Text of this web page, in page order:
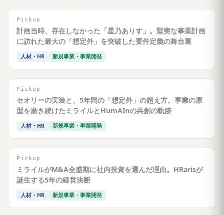
Pickup
計画当時、存在しなかった「星乃ありす」。堅実な事業計画
に訪れた最大の「想定外」を突破した要件定義の舞台裏
人材・HR 新規事業・事業開発
Pickup
セオリーの実装と、5年間の「想定外」の超え方。事業の原
型を磨き続けたミライルとHumAInの共創の軌跡
人材・HR 新規事業・事業開発
Pickup
ミライルがM&A全盛期に社内投資を選んだ理由。HRarisが
誕生する5年の経営決断
人材・HR 新規事業・事業開発